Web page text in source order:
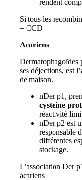
rendent
Si tous les
= CCD
Acariens
Dermatophagoïdes
ses déjections, est
de maison.
nDer p1,
cysteine
réactivité
nDer p2 est
responsable
différentes
stockage.
L’association Der
acariens